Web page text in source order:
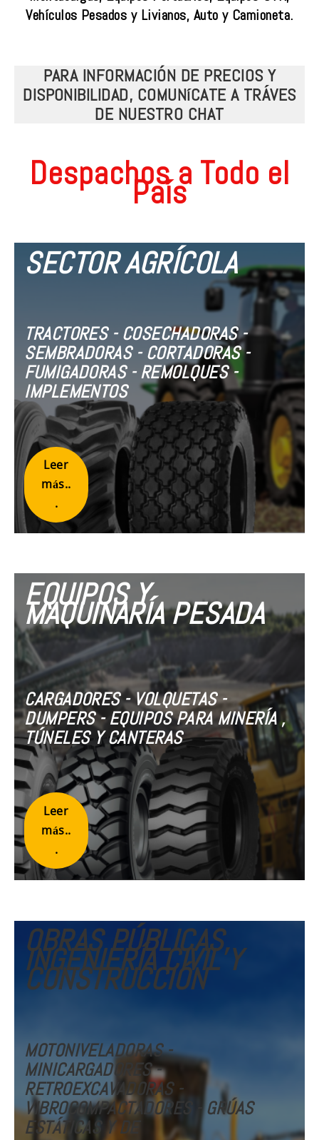
Vehículos Pesados y Livianos, Auto y Camioneta.
PARA INFORMACIÓN DE PRECIOS Y
DISPONIBILIDAD, COMUNíCATE A TRÁVES
DE NUESTRO CHAT
Despachos a Todo el
País
SECTOR AGRÍCOLA
TRACTORES - COSECHADORAS -
SEMBRADORAS - CORTADORAS -
FUMIGADORAS - REMOLQUES -
IMPLEMENTOS
Leer
más..
.
EQUIPOS Y
MAQUINARÍA PESADA
CARGADORES - VOLQUETAS -
DUMPERS - EQUIPOS PARA MINERÍA ,
TÚNELES Y CANTERAS
Leer
más..
.
OBRAS PÚBLICAS,
INGENIERÍA CIVIL Y
CONSTRUCCIÓN
MOTONIVELADORAS -
MINICARGADORES -
RETROEXCAVADORAS -
VIBROCOMPACTADORES - GRÚAS
ESTÁTICAS Y DE